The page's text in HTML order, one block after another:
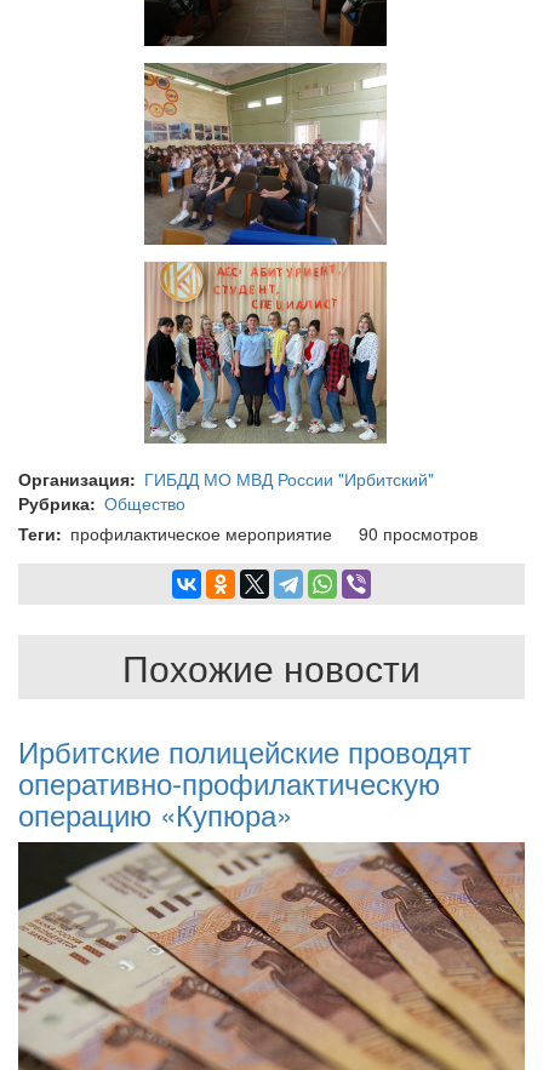
Организация
ГИБДД МО МВД России "Ирбитский"
Рубрика Общество
Теги
профилактическое мероприятие 90 просмотров
Похожие новости
Ирбитские полицейские проводят
оперативно-профилактическую
операцию «Купюра»